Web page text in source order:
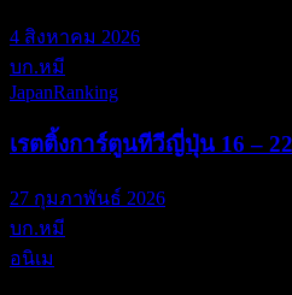
4 สิงหาคม 2026
บก.หมี
JapanRanking
เรตติ้งการ์ตูนทีวีญี่ปุ่น 16 –
27 กุมภาพันธ์ 2026
บก.หมี
อนิเม